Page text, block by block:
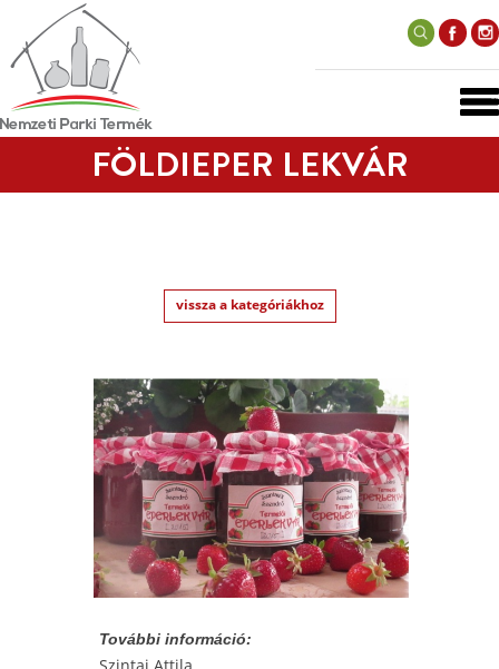
FÖLDIEPER LEKVÁR
vissza a kategóriákhoz
További információ: